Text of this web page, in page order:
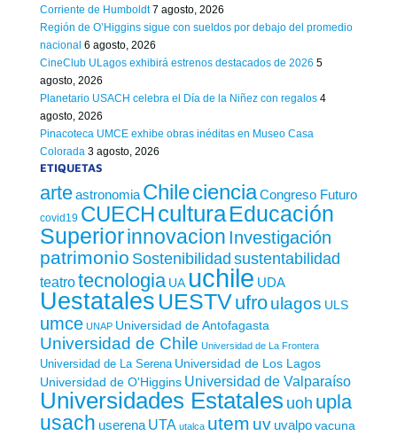
Corriente de Humboldt 7 agosto, 2026
Región de O’Higgins sigue con sueldos por debajo del promedio
nacional 6 agosto, 2026
CineClub ULagos exhibirá estrenos destacados de 2026 5
agosto, 2026
Planetario USACH celebra el Día de la Niñez con regalos 4
agosto, 2026
Pinacoteca UMCE exhibe obras inéditas en Museo Casa
Colorada 3 agosto, 2026
ETIQUETAS
arteastronomia Chileciencia Congreso Futuro
covid19 CUECHculturaEducación
Superiorinnovacion Investigación
patrimonio Sostenibilidad sustentabilidad
teatrotecnologia UA uchile UDA
Uestatales UESTVufroulagos ULS
umce UNAP Universidad de Antofagasta
Universidad de Chile Universidad de La Frontera
Universidad de La Serena Universidad de Los Lagos
Universidad de O'Higgins Universidad de Valparaíso
Universidades Estatales uoh upla
usach userena UTA utalca utem uv uvalpo vacuna